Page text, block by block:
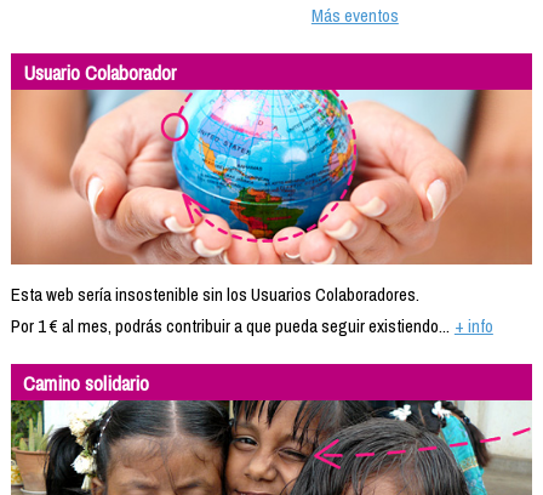
Más eventos
Usuario Colaborador
Esta web sería insostenible sin los Usuarios Colaboradores.
Por 1 € al mes, podrás contribuir a que pueda seguir existiendo... + info
Camino solidario